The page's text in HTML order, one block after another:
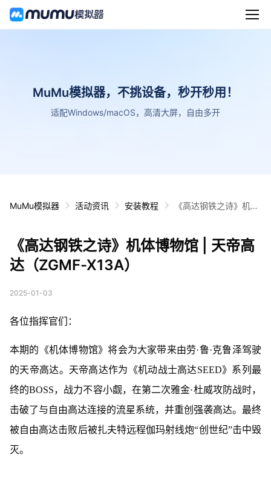
MuMu模拟器，不挑设备，秒开秒用！
适配Windows/macOS，高清大屏，自由多开
MuMu模拟器 活动资讯 安装教程
《高达钢铁之诗》机体
《高达钢铁之诗》机体博物馆 | 天帝高
达（ZGMF-X13A）
2025-01-03
各位指挥官们：
本期的《机体博物馆》将会为大家带来由劳·鲁·克鲁泽驾驶
的天帝高达。天帝高达作为《机动战士高达SEED》系列最
终的BOSS，战力不容小觑，在第二次雅金·杜威攻防战时，
击破了与自由高达连接的流星系统，并重创强袭高达。最终
被自由高达击败后被扎夫特远程伽玛射线炮“创世纪”击中毁
灭。